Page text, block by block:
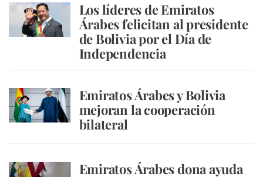
Los líderes de Emiratos
Árabes felicitan al presidente
de Bolivia por el Día de
Independencia
Emiratos Árabes y Bolivia
mejoran la cooperación
bilateral
Emiratos Árabes dona ayuda